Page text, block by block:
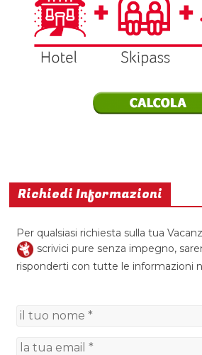
Richiedi Informazioni
Per qualsiasi richiesta sulla tua
scrivici pure senza impegno,
risponderti con tutte le informazioni